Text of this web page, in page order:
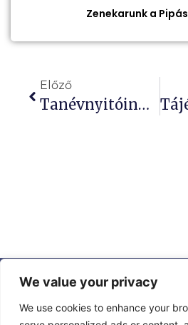
We value your privacy
We use cookies to enhance your
Zenekarunk a
Előző
Tanévnyitóink Időpontjai
Aktualitások